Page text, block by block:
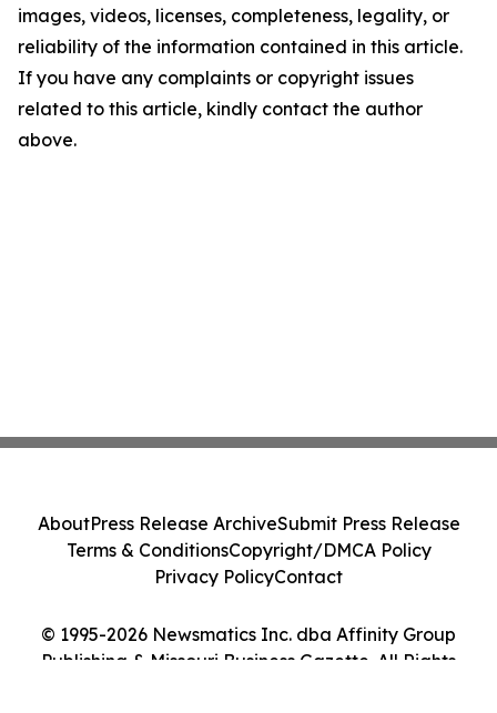
images, videos, licenses, completeness, legality, or
reliability of the information contained in this article.
If you have any complaints or copyright issues
related to this article, kindly contact the author
above.
© 1995-2026 Newsmatics Inc. dba Affinity Group
Publishing & Missouri Business Gazette. All Rights
AboutPress Release ArchiveSubmit Press Release
Terms & ConditionsCopyright/DMCA Policy
Privacy PolicyContact